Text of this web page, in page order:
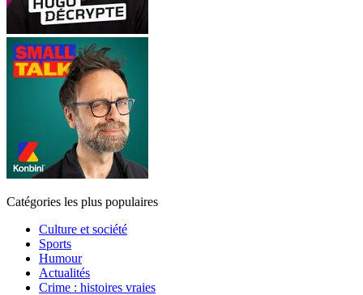
Catégories les plus populaires
Culture et société
Sports
Humour
Actualités
Crime : histoires vraies